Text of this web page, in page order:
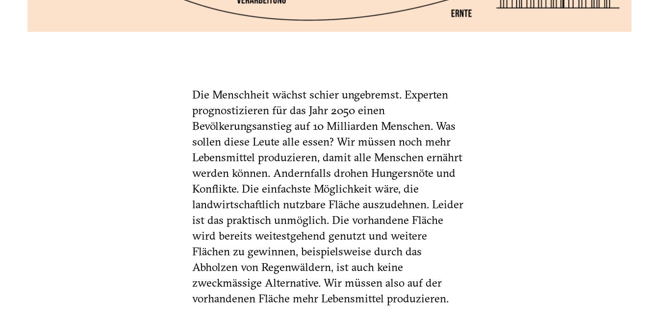
Die Menschheit wächst schier ungebremst. Experten
prognostizieren für das Jahr 2050 einen
Bevölkerungsanstieg auf 10 Milliarden Menschen. Was
sollen diese Leute alle essen? Wir müssen noch mehr
Lebensmittel produzieren, damit alle Menschen ernährt
werden können. Andernfalls drohen Hungersnöte und
Konflikte. Die einfachste Möglichkeit wäre, die
landwirtschaftlich nutzbare Fläche auszudehnen. Leider
ist das praktisch unmöglich. Die vorhandene Fläche
wird bereits weitestgehend genutzt und weitere
Flächen zu gewinnen, beispielsweise durch das
Abholzen von Regenwäldern, ist auch keine
zweckmässige Alternative. Wir müssen also auf der
vorhandenen Fläche mehr Lebensmittel produzieren.